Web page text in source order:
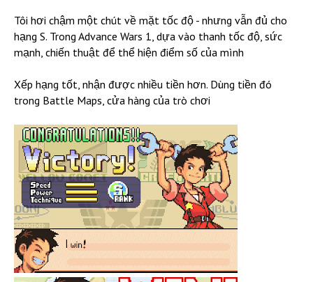
Tôi hơi chậm một chút về mặt tốc độ - nhưng vẫn đủ cho
hạng S. Trong Advance Wars 1, dựa vào thanh tốc độ, sức
mạnh, chiến thuật để thể hiện điểm số của mình
Xếp hạng tốt, nhận được nhiều tiền hơn. Dùng tiền đó
trong Battle Maps, cửa hàng của trò chơi